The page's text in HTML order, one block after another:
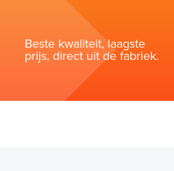
Beste kwaliteit, laagste
prijs, direct uit de fabriek.